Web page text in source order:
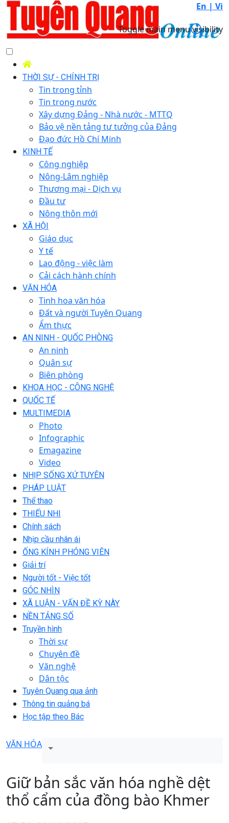
En | Vi
Toggle main menu visibility
THỜI SỰ - CHÍNH TRỊ
Tin trong tỉnh
Tin trong nước
Xây dựng Đảng - Nhà nước - MTTQ
Bảo vệ nền tảng tư tưởng của Đảng
Đạo đức Hồ Chí Minh
KINH TẾ
Công nghiệp
Nông-Lâm nghiệp
Thương mại - Dịch vụ
Đầu tư
Nông thôn mới
XÃ HỘI
Giáo dục
Y tế
Lao động - việc làm
Cải cách hành chính
VĂN HÓA
Tinh hoa văn hóa
Đất và người Tuyên Quang
Ẩm thực
AN NINH - QUỐC PHÒNG
An ninh
Quân sự
Biên phòng
KHOA HỌC - CÔNG NGHỆ
QUỐC TẾ
MULTIMEDIA
Photo
Infographic
Emagazine
Video
NHỊP SỐNG XỨ TUYÊN
PHÁP LUẬT
Thể thao
THIẾU NHI
Chính sách
Nhịp cầu nhân ái
ỐNG KÍNH PHÓNG VIÊN
Giải trí
Người tốt - Việc tốt
GÓC NHÌN
XÃ LUẬN - VẤN ĐỀ KỲ NÀY
NỀN TẢNG SỐ
Truyền hình
Thời sự
Chuyên đề
Văn nghệ
Dân tộc
Tuyên Quang qua ảnh
Thông tin quảng bá
Học tập theo Bác
VĂN HÓA
Giữ bản sắc văn hóa nghề dệt
thổ cẩm của đồng bào Khmer